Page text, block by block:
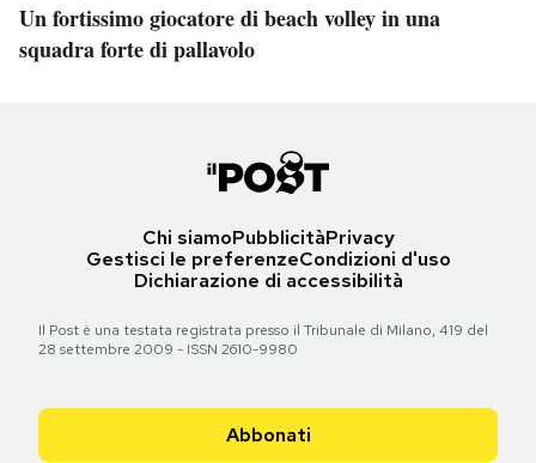
Un fortissimo giocatore di beach volley in una
squadra forte di pallavolo
Chi siamoPubblicitàPrivacy
Gestisci le preferenzeCondizioni d'uso
Dichiarazione di accessibilità
Il Post è una testata registrata presso il Tribunale di Milano, 419 del
28 settembre 2009 - ISSN 2610-9980
Abbonati